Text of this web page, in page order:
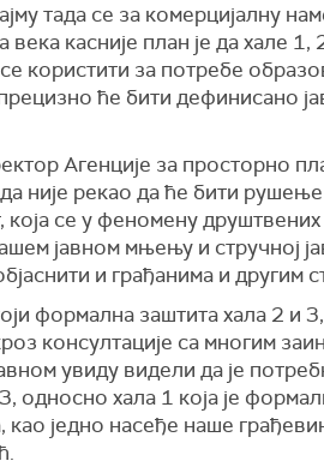
тада се за комерцијалну
касније план је да хале 1,
користити за потребе
ће бити дефинисано
Агенције за просторно
није рекао да ће бити рушење
која се у феномену
јавном мњењу и стручној
и грађанима и другим
формална заштита хала 2 и
консултације са многим
увиду видели да је
3, односно хала 1 која је
као једно насеђе наше